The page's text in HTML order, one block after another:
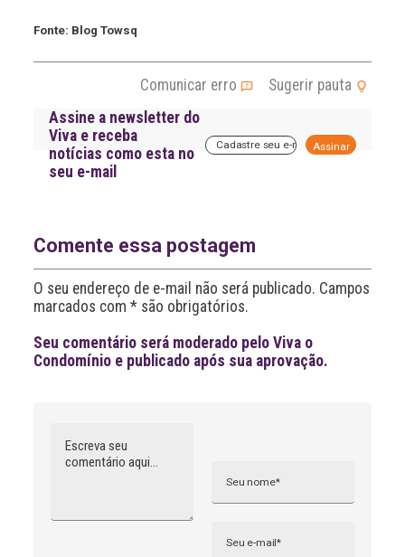
Fonte: Blog Towsq
Comunicar erro
Sugerir pauta
Assine a newsletter do
Viva e receba
notícias como esta no
seu e-mail
i
v
Comente essa postagem
O seu endereço de e-mail não será publicado. Campos
marcados com * são obrigatórios.
Seu comentário será moderado pelo Viva o
Condomínio e publicado após sua aprovação.
n